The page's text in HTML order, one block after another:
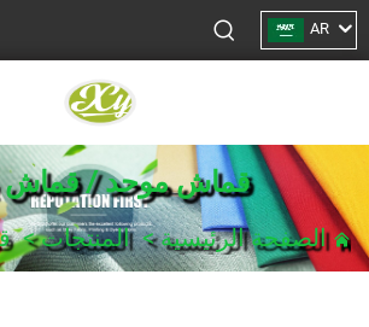
AR
قماش موحد / قماش
الصفحة الرئيسية>المنتجات>